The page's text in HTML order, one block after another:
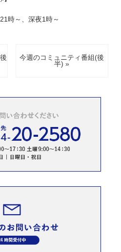
時～、深夜1時～
今週のコミュニティ番組(後
半) »